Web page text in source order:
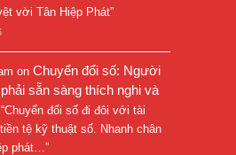
vời Tân Hiệp Phát”
on Chuyển đổi số: Người
sẵn sàng thích nghi và
Chuyển đổi số đi đôi với tài
tệ kỹ thuật số. Nhanh chân
phát… ”